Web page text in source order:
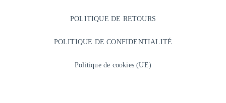
POLITIQUE DE RETOURS
POLITIQUE DE CONFIDENTIALITÉ
Politique de cookies (UE)